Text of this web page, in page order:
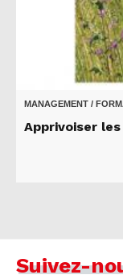
MANAGEMENT /
Apprivoiser
Suivez-